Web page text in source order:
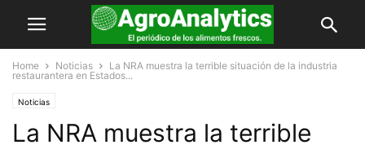
Home Noticias
La NRA muestra la terrible situación de la industria
restaurantera en Estados...
Noticias
La NRA muestra la terrible